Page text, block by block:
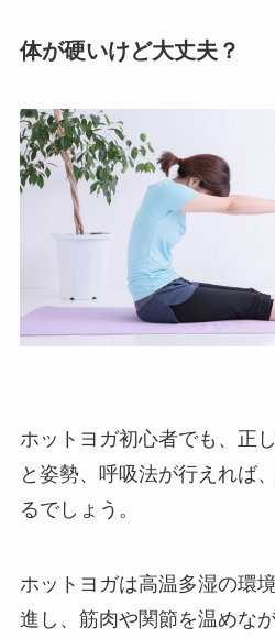
体が硬いけど大丈夫？
ホットヨガ初心者でも、正
と姿勢、呼吸法が行えれば
るでしょう。
ホットヨガは高温多湿の環
進し、筋肉や関節を温めな